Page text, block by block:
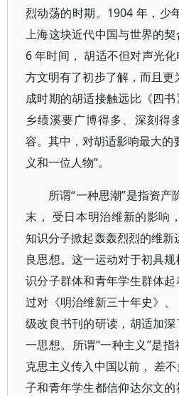
烈动荡的时期。1904 年，少
上海这块近代中国与世界的
6 年时间， 胡适不但对声光
方文明有了初步了解，而且
成时期的胡适接触远比《四
乡绩溪要广博得多、深刻得
容。其中，对胡适影响最大的
义和一位人物”。
所谓“一种思潮”是指资
末， 受日本明治维新的影响
知识分子掀起轰轰烈烈的维新
良思想。这一运动对于初具
识分子群体和青年学生群体
过对《明治维新三十年史》
级改良书刊的研读，胡适加
一思想。所谓“一种主义”是
克思主义传入中国以前， 差
子和青年学生都信仰达尔文